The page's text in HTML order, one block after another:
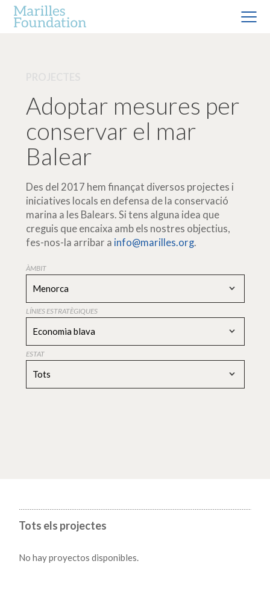
Adoptar mesures per
conservar el mar
Balear
Des del 2017 hem finançat diversos projectes i
iniciatives locals en defensa de la conservació
marina a les Balears. Si tens alguna idea que
creguis que encaixa amb els nostres objectius,
fes-nos-la arribar a info@marilles.org.
ÀMBIT
Menorca
LÍNIES ESTRATÈGIQUES
Economia blava
ESTAT
Tots
Tots els projectes
No hay proyectos disponibles.